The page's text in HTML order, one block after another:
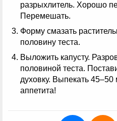
разрыхлитель. Хорошо
Перемешать.
Форму смазать
половину теста.
Выложить капусту.
половиной теста.
духовку. Выпекать 45–50
аппетита!